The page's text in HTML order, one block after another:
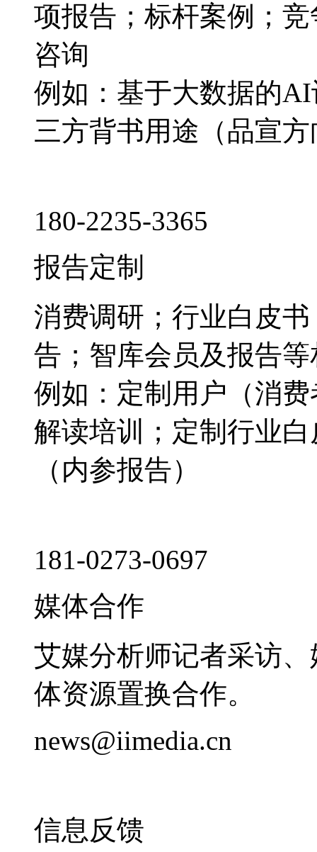
项报告；标杆案例；
咨询
例如：基于大数据的
三方背书用途（品宣
180-2235-3365
报告定制
消费调研；行业白皮
告；智库会员及报告
例如：定制用户（消
解读培训；定制行业
（内参报告）
181-0273-0697
媒体合作
艾媒分析师记者采访
体资源置换合作。
news@iimedia.cn
信息反馈